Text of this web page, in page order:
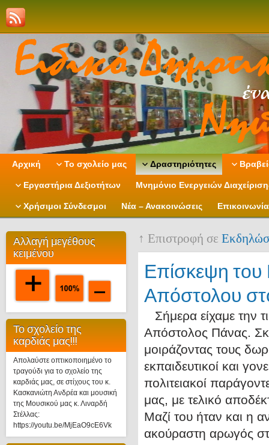
Αρχική Το σχολείο μας Δραστηριότητες
Εργαστήρια Δεξιοτήτων Μνημόνιο Ενεργειών
Χρήσιμοι Σύνδεσμοι Νέα – Ανακοινώσεις Επικοινωνία
Αλλαγή μεγέθους
κειμένου
Το σχολείο της
καρδιάς μας!!!
Απολαύστε οπτικοποιημένο το
τραγούδι για το σχολείο της
καρδιάς μας, σε στίχους του κ.
Κασκανιώτη Ανδρέα και μουσική
της Μουσικού μας κ. Λιναρδή
Στέλλας:
https://youtu.be/MjEaO9cE6Vk
↑ Επιστροφή σε
Επίσκεψη του
Απόστολου
Σήμερα είχαμε την
Απόστολος Πάνας.
μοιράζοντας τους
εκπαιδευτικοί και
πολιτειακοί
μας, με τελικό
Μαζί του ήταν και η
ακούραστη αρωγός